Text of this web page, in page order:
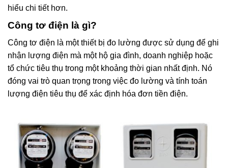
hiểu chi tiết hơn.
Công tơ điện là gì?
Công tơ điện là một thiết bị đo lường được sử dụng để ghi
nhận lượng điện mà một hộ gia đình, doanh nghiệp hoặc
tổ chức tiêu thụ trong một khoảng thời gian nhất định. Nó
đóng vai trò quan trọng trong việc đo lường và tính toán
lượng điện tiêu thụ để xác định hóa đơn tiền điện.